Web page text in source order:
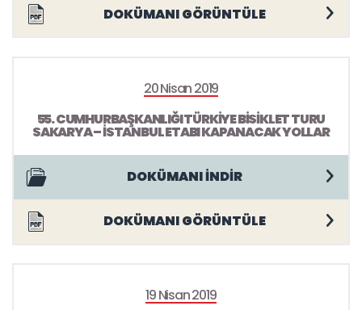
DOKÜMANI GÖRÜNTÜLE
20 Nisan 2019
55. CUMHURBAŞKANLIĞI TÜRKİYE BİSİKLET TURU
SAKARYA – İSTANBUL ETABI KAPANACAK YOLLAR
DOKÜMANI İNDİR
DOKÜMANI GÖRÜNTÜLE
19 Nisan 2019